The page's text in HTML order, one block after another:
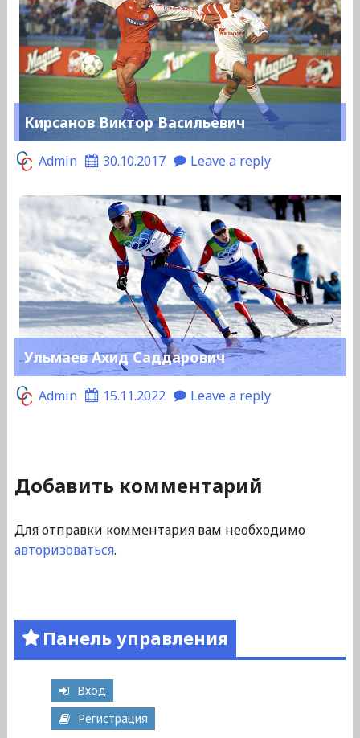
Кирсанов Виктор Васильевич
Admin 30.10.2017 Leave a reply
Ульмаев Ахид Саддарович
Admin 15.11.2022 Leave a reply
Добавить комментарий
Для отправки комментария вам необходимо
авторизоваться.
Панель управления
Вход
Регистрация